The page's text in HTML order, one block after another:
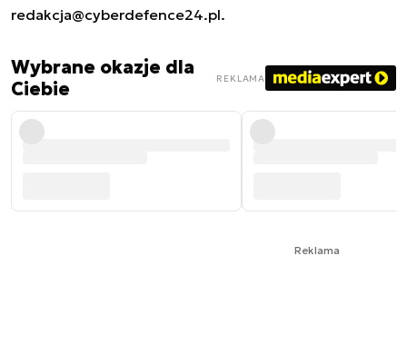
redakcja@cyberdefence24.pl.
Wybrane okazje dla
Ciebie
REKLAMA
Reklama